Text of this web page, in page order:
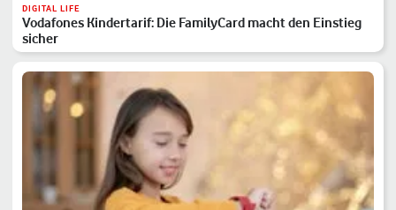
DIGITAL LIFE
Vodafones Kindertarif: Die FamilyCard macht den Einstieg
sicher